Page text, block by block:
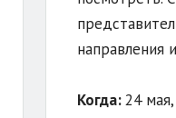
направления
Когда:24